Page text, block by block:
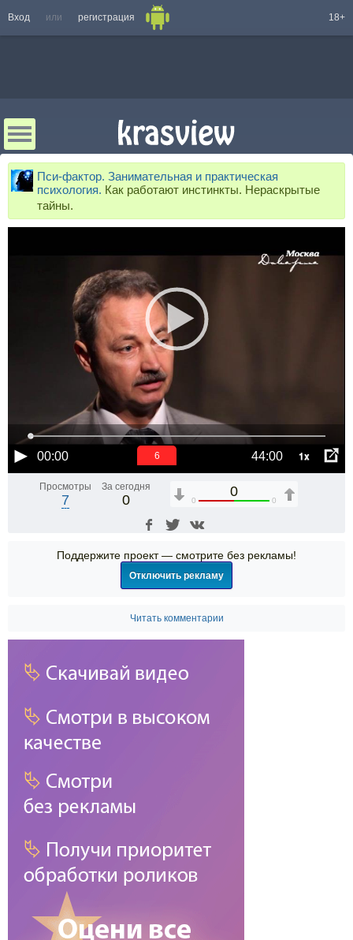
Вход или регистрация 18+
Пси-фактор. Занимательная и практическая
психология. Как работают инстинкты. Нераскрытые
тайны.
00:00 44:00 1x
6
Просмотры
7
За сегодня
0
0
0 0
Поддержите проект — смотрите без рекламы!
Отключить рекламу
Читать комментарии